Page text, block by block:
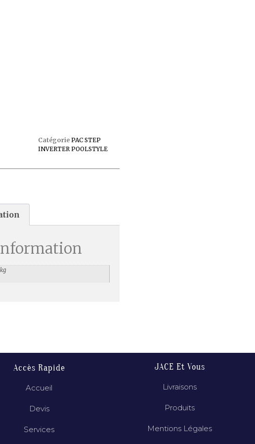
Catégorie PAC STEP
INVERTER POOLSTYLE
Accès Rapide
Accueil
Devis
Services
JACE Et Vous
Livraisons
Produits
Mentions Légales